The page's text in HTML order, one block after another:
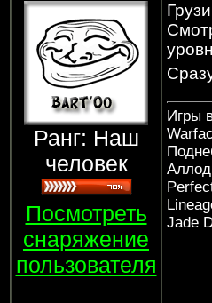
Ранг: Наш
человек
Посмотреть
снаряжение
пользователя
Игры
Jade